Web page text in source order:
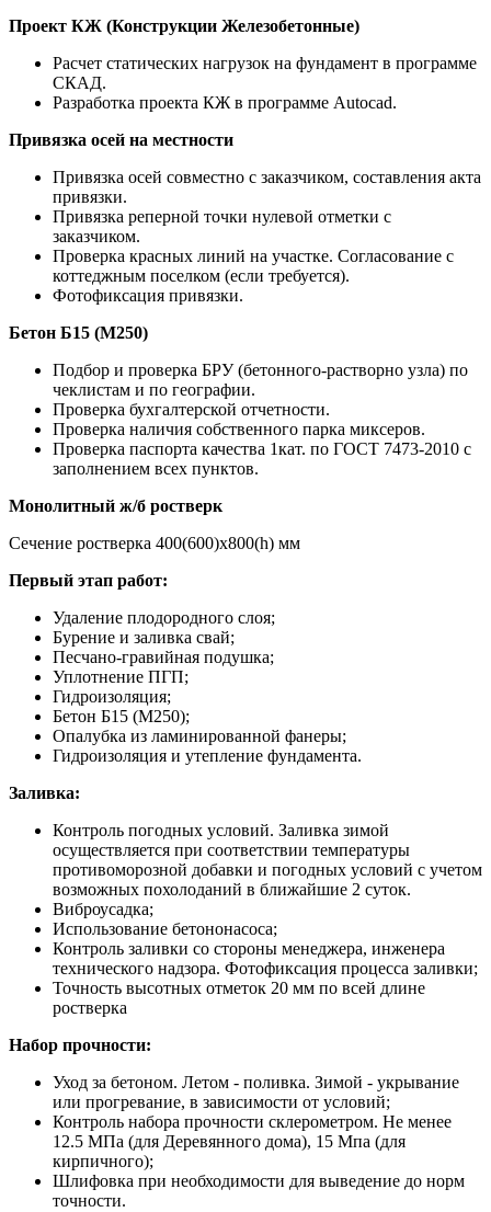
Проект КЖ (Конструкции Железобетонные)
Расчет статических нагрузок на фундамент в программе
СКАД.
Разработка проекта КЖ в программе Autocad.
Привязка осей на местности
Привязка осей совместно с заказчиком, составления акта
привязки.
Привязка реперной точки нулевой отметки с
заказчиком.
Проверка красных линий на участке. Согласование с
коттеджным поселком (если требуется).
Фотофиксация привязки.
Бетон Б15 (М250)
Подбор и проверка БРУ (бетонного-растворно узла) по
чеклистам и по географии.
Проверка бухгалтерской отчетности.
Проверка наличия собственного парка миксеров.
Проверка паспорта качества 1кат. по ГОСТ 7473-2010 с
заполнением всех пунктов.
Монолитный ж/б ростверк
Сечение ростверка 400(600)х800(h) мм
Первый этап работ:
Удаление плодородного слоя;
Бурение и заливка свай;
Песчано-гравийная подушка;
Уплотнение ПГП;
Гидроизоляция;
Бетон Б15 (М250);
Опалубка из ламинированной фанеры;
Гидроизоляция и утепление фундамента.
Заливка:
Контроль погодных условий. Заливка зимой
осуществляется при соответствии температуры
противоморозной добавки и погодных условий с учетом
возможных похолоданий в ближайшие 2 суток.
Виброусадка;
Использование бетононасоса;
Контроль заливки со стороны менеджера, инженера
технического надзора. Фотофиксация процесса заливки;
Точность высотных отметок 20 мм по всей длине
ростверка
Набор прочности:
Уход за бетоном. Летом - поливка. Зимой - укрывание
или прогревание, в зависимости от условий;
Контроль набора прочности склерометром. Не менее
12.5 МПа (для Деревянного дома), 15 Мпа (для
кирпичного);
Шлифовка при необходимости для выведение до норм
точности.